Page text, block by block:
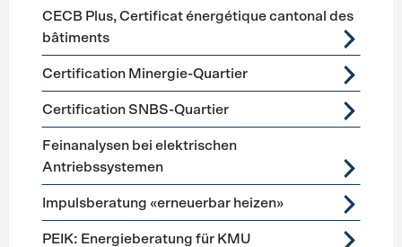
CECB Plus, Certificat énergétique cantonal des
bâtiments
Certification Minergie-Quartier
Certification SNBS-Quartier
Feinanalysen bei elektrischen
Antriebssystemen
Impulsberatung «erneuerbar heizen»
PEIK: Energieberatung für KMU